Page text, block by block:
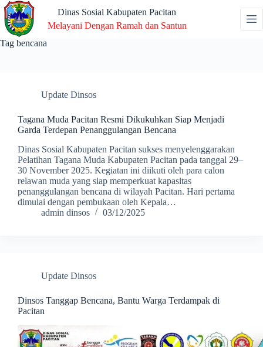
Skip
to
content
Dinas Sosial Kabupaten Pacitan
Melayani Dengan Ramah dan Santun
Tag bencana
Update Dinsos
Tagana Muda Pacitan Resmi Dikukuhkan Siap Menjadi
Garda Terdepan Penanggulangan Bencana
Dinas Sosial Kabupaten Pacitan sukses menyelenggarakan
Pelatihan Tagana Muda Kabupaten Pacitan pada tanggal 29–
30 November 2025. Kegiatan ini diikuti oleh para calon
relawan muda yang siap memperkuat kapasitas
penanggulangan bencana di wilayah Pacitan. Hari pertama
dimulai dengan pembukaan oleh Kepala…
admin dinsos
03/12/2025
Update Dinsos
Dinsos Tanggap Bencana, Bantu Warga Terdampak di
Pacitan